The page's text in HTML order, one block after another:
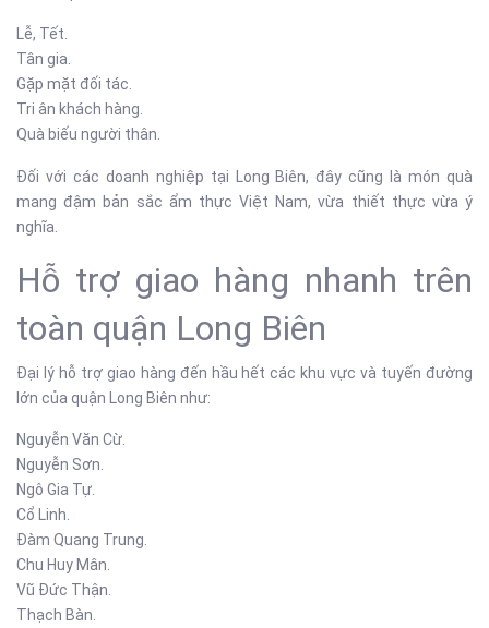
Lễ, Tết.
Tân gia.
Gặp mặt đối tác.
Tri ân khách hàng.
Quà biếu người thân.
Đối với các doanh nghiệp tại Long Biên, đây cũng là món quà
mang đậm bản sắc ẩm thực Việt Nam, vừa thiết thực vừa ý
nghĩa.
Hỗ trợ giao hàng nhanh trên
toàn quận Long Biên
Đại lý hỗ trợ giao hàng đến hầu hết các khu vực và tuyến đường
lớn của quận Long Biên như:
Nguyễn Văn Cừ.
Nguyễn Sơn.
Ngô Gia Tự.
Cổ Linh.
Đàm Quang Trung.
Chu Huy Mân.
Vũ Đức Thận.
Thạch Bàn.